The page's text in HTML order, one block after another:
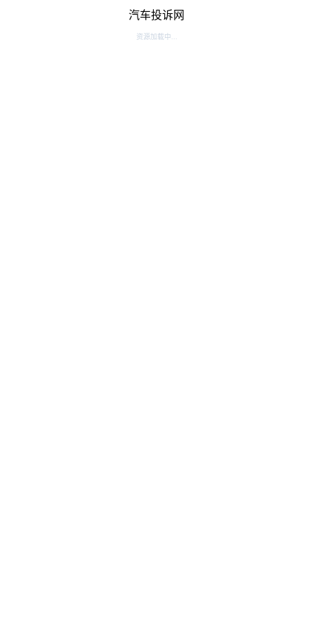
汽车投诉网
资源加载中...